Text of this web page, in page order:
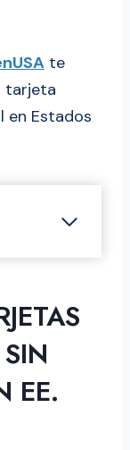
te
tarjeta
en Estados
EE.